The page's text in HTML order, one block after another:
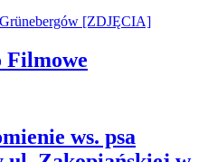
Filmowe
ws. psa